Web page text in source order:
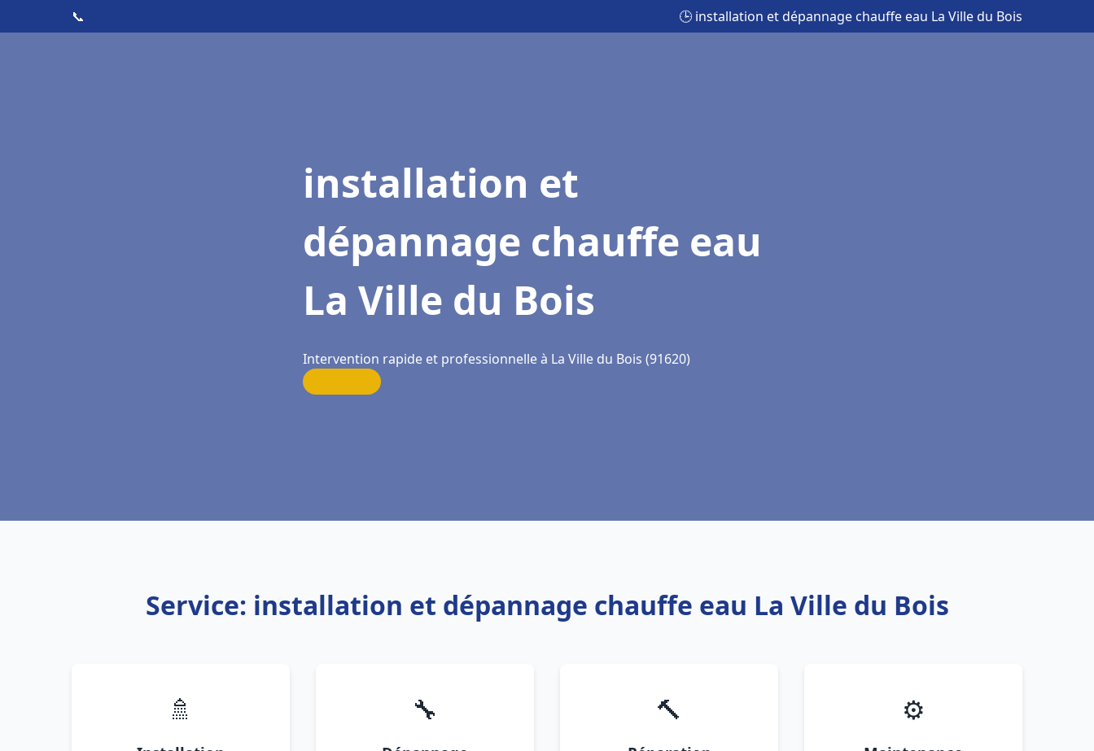
📞 🕒 installation et dépannage chauffe eau La Ville du Bois
installation et
dépannage chauffe eau
La Ville du Bois
Intervention rapide et professionnelle à La Ville du Bois (91620)
Service: installation et dépannage chauffe eau La Ville du Bois
🚿 🔧 🔨 ⚙️